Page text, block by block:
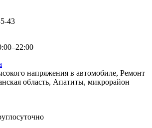
43
напряжения в автомобиле, Ремонт
область, Апатиты, микрорайон